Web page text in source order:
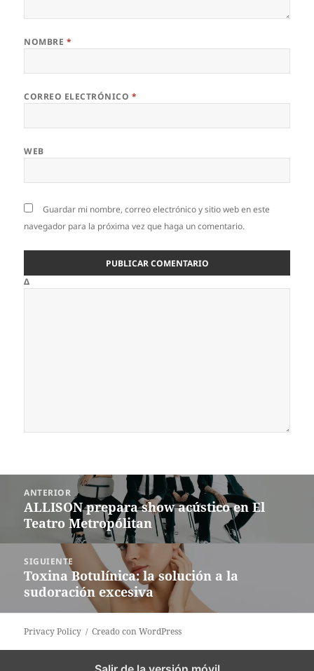
NOMBRE *
CORREO ELECTRÓNICO *
WEB
Guardar mi nombre, correo electrónico y sitio web en este
navegador para la próxima vez que haga un comentario.
Δ
entradas
ANTERIOR
Entrada
anterior:
ALLISON prepara show acústico en El
Teatro Metropólitan
SIGUIENTE
Siguiente
entrada:
Toxina Botulínica: la solución a la
sudoración excesiva
Privacy Policy Creado con WordPress